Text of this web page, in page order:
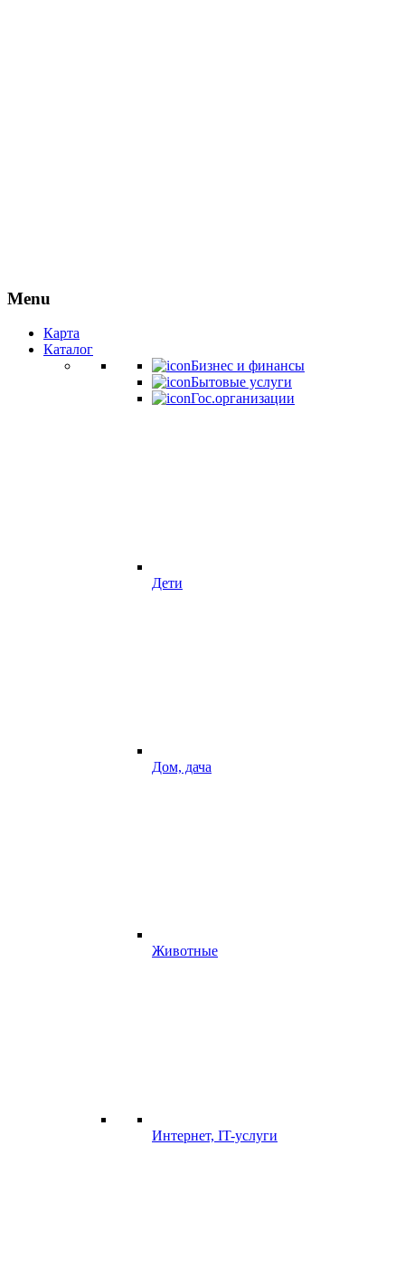
Menu
Карта
Каталог
Бизнес и финансы
Бытовые услуги
Гос.организации
Дети
Дом, дача
Животные
Интернет, IT-услуги